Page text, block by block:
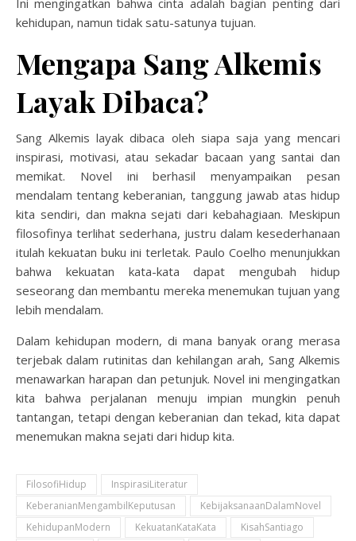
Ini mengingatkan bahwa cinta adalah bagian penting dari
kehidupan, namun tidak satu-satunya tujuan.
Mengapa Sang Alkemis
Layak Dibaca?
Sang Alkemis layak dibaca oleh siapa saja yang mencari
inspirasi, motivasi, atau sekadar bacaan yang santai dan
memikat. Novel ini berhasil menyampaikan pesan
mendalam tentang keberanian, tanggung jawab atas hidup
kita sendiri, dan makna sejati dari kebahagiaan. Meskipun
filosofinya terlihat sederhana, justru dalam kesederhanaan
itulah kekuatan buku ini terletak. Paulo Coelho menunjukkan
bahwa kekuatan kata-kata dapat mengubah hidup
seseorang dan membantu mereka menemukan tujuan yang
lebih mendalam.
Dalam kehidupan modern, di mana banyak orang merasa
terjebak dalam rutinitas dan kehilangan arah, Sang Alkemis
menawarkan harapan dan petunjuk. Novel ini mengingatkan
kita bahwa perjalanan menuju impian mungkin penuh
tantangan, tetapi dengan keberanian dan tekad, kita dapat
menemukan makna sejati dari hidup kita.
FilosofiHidup
InspirasiLiteratur
KeberanianMengambilKeputusan
KebijaksanaanDalamNovel
KehidupanModern
KekuatanKataKata
KisahSantiago